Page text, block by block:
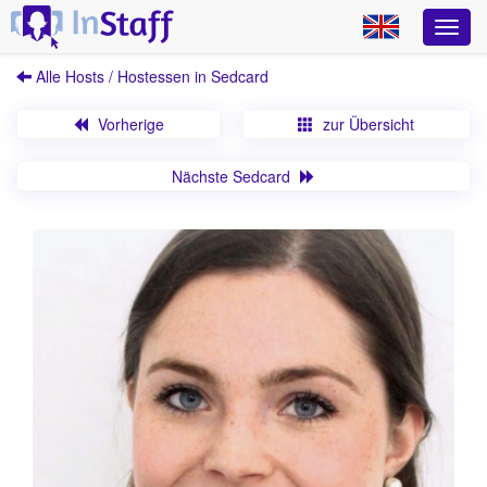
Alle Hosts / Hostessen in Sedcard
Vorherige zur Übersicht
Nächste Sedcard